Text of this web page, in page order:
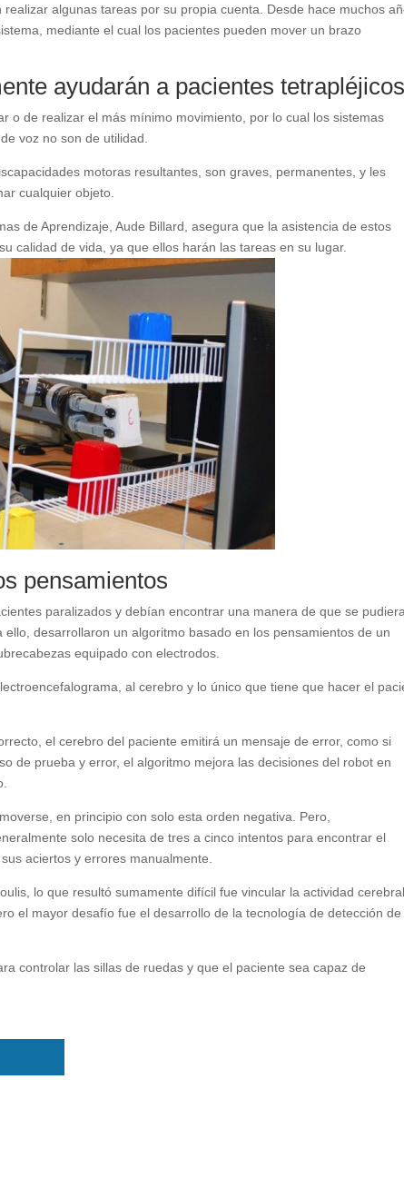
algunas tareas por su propia cuenta. Desde hace muchos
mediante el cual los pacientes pueden mover un brazo
ayudarán a pacientes
o de realizar el más mínimo movimiento, por lo cual los sistemas
voz no son de utilidad.
motoras resultantes, son graves, permanentes, y les
cualquier objeto.
de Aprendizaje, Aude Billard, asegura que la asistencia de estos
calidad de vida, ya que ellos harán las tareas en su lugar.
pensamientos
paralizados y debían encontrar una manera de que se
desarrollaron un algoritmo basado en los pensamientos de un
equipado con electrodos.
al cerebro y lo único que tiene que hacer el
el cerebro del paciente emitirá un mensaje de error, como si
de prueba y error, el algoritmo mejora las decisiones del robot en
en principio con solo esta orden negativa. Pero,
solo necesita de tres a cinco intentos para encontrar el
aciertos y errores manualmente.
lo que resultó sumamente difícil fue vincular la actividad
el mayor desafío fue el desarrollo de la tecnología de detección de
controlar las sillas de ruedas y que el paciente sea capaz de